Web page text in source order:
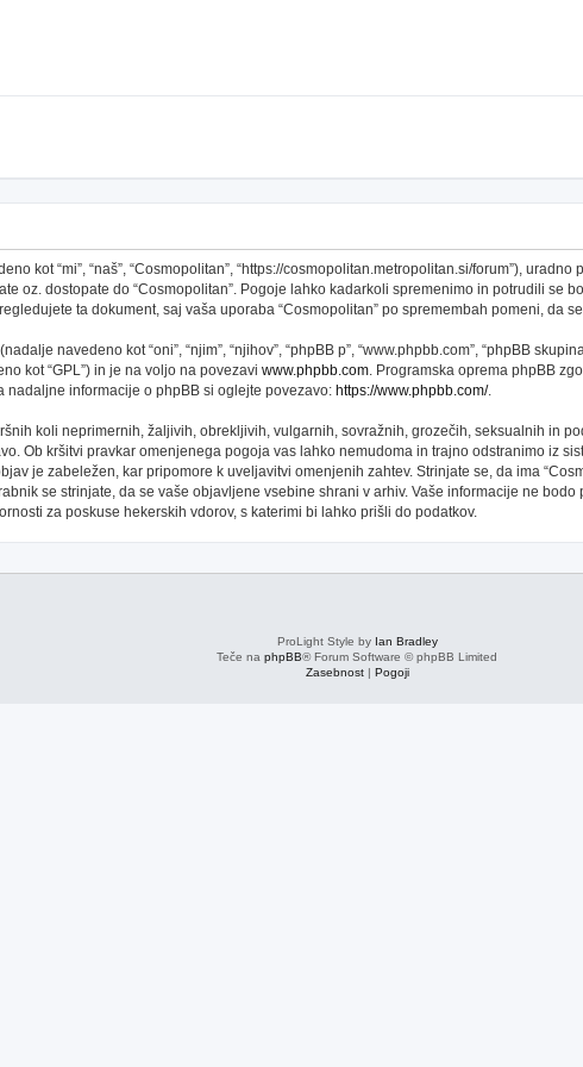
kot “mi”, “naš”, “Cosmopolitan”, “https://cosmopolitan.metropolitan.si/forum”),
oz. dostopate do “Cosmopolitan”. Pogoje lahko kadarkoli spremenimo in potrudili se
ta dokument, saj vaša uporaba “Cosmopolitan” po spremembah pomeni, da
navedeno kot “oni”, “njim”, “njihov”, “phpBB p”, “www.phpbb.com”, “phpBB
kot “GPL”) in je na voljo na povezavi www.phpbb.com. Programska oprema phpBB
nadaljne informacije o phpBB si oglejte povezavo: https://www.phpbb.com/.
koli neprimernih, žaljivih, obrekljivih, vulgarnih, sovražnih, grozečih, seksualnih in
Ob kršitvi pravkar omenjenega pogoja vas lahko nemudoma in trajno odstranimo iz
je zabeležen, kar pripomore k uveljavitvi omenjenih zahtev. Strinjate se, da ima
se strinjate, da se vaše objavljene vsebine shrani v arhiv. Vaše informacije ne
za poskuse hekerskih vdorov, s katerimi bi lahko prišli do podatkov.
ProLight Style by Ian Bradley
Teče na phpBB® Forum Software © phpBB Limited
Zasebnost| Pogoji